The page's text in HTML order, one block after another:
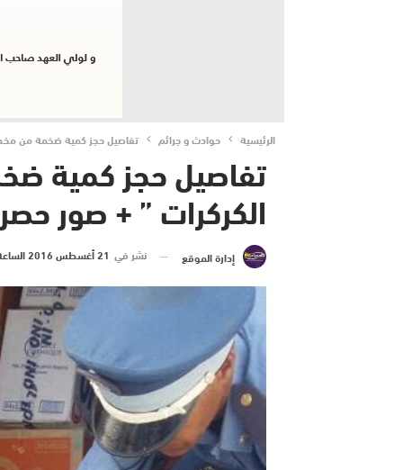
الرئيسية حوادث و جرائم تفاصيل حجز كمية ضخمة من
تفاصيل حجز كمية
الكركرات ” + صور
إدارة الموقع نشر في 21 أغسطس 2016 الساعة 1 و 24 دقيقة